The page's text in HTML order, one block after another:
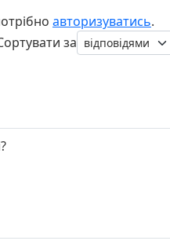
авторизуватись.
за